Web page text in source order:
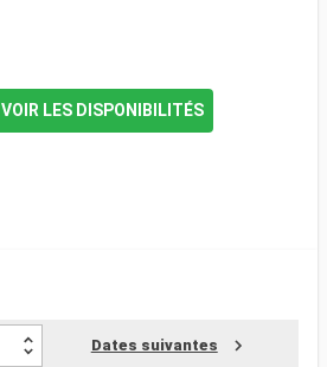
VOIR LES DISPONIBILITÉS
Dates suivantes